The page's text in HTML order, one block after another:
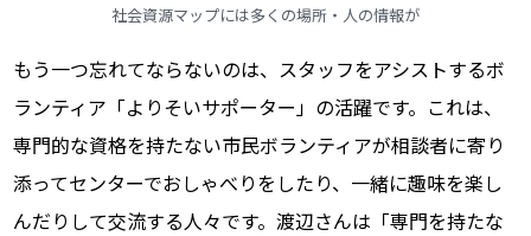
社会資源マップには多くの場所・人の情報が
もう一つ忘れてならないのは、スタッフをアシストするボ
ランティア「よりそいサポーター」の活躍です。これは、
専門的な資格を持たない市民ボランティアが相談者に寄り
添ってセンターでおしゃべりをしたり、一緒に趣味を楽し
んだりして交流する人々です。渡辺さんは「専門を持たな